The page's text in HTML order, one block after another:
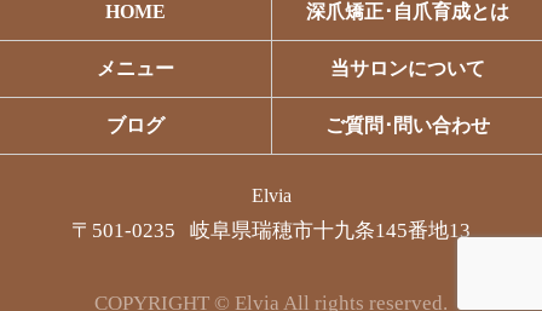
HOME 深爪矯正･自爪育成とは
メニュー 当サロンについて
ブログ ご質問･問い合わせ
Elvia
〒501-0235 岐阜県瑞穂市十九条145番地13
COPYRIGHT © Elvia All rights reserved.